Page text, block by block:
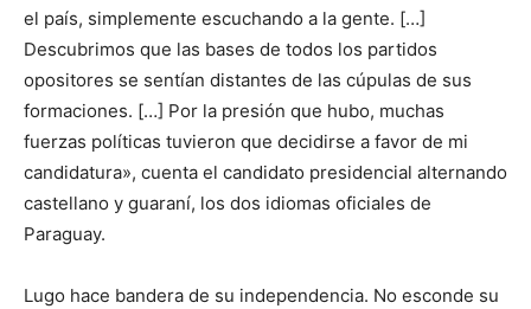
el país, simplemente escuchando a la gente. […]
Descubrimos que las bases de todos los partidos
opositores se sentían distantes de las cúpulas de sus
formaciones. […] Por la presión que hubo, muchas
fuerzas políticas tuvieron que decidirse a favor de mi
candidatura», cuenta el candidato presidencial alternando
castellano y guaraní, los dos idiomas oficiales de
Paraguay.
Lugo hace bandera de su independencia. No esconde su